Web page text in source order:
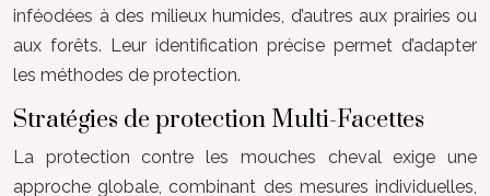
inféodées à des milieux humides, d’autres aux prairies ou
aux forêts. Leur identification précise permet d’adapter
les méthodes de protection.
Stratégies de protection Multi-Facettes
La protection contre les mouches cheval exige une
approche globale, combinant des mesures individuelles,